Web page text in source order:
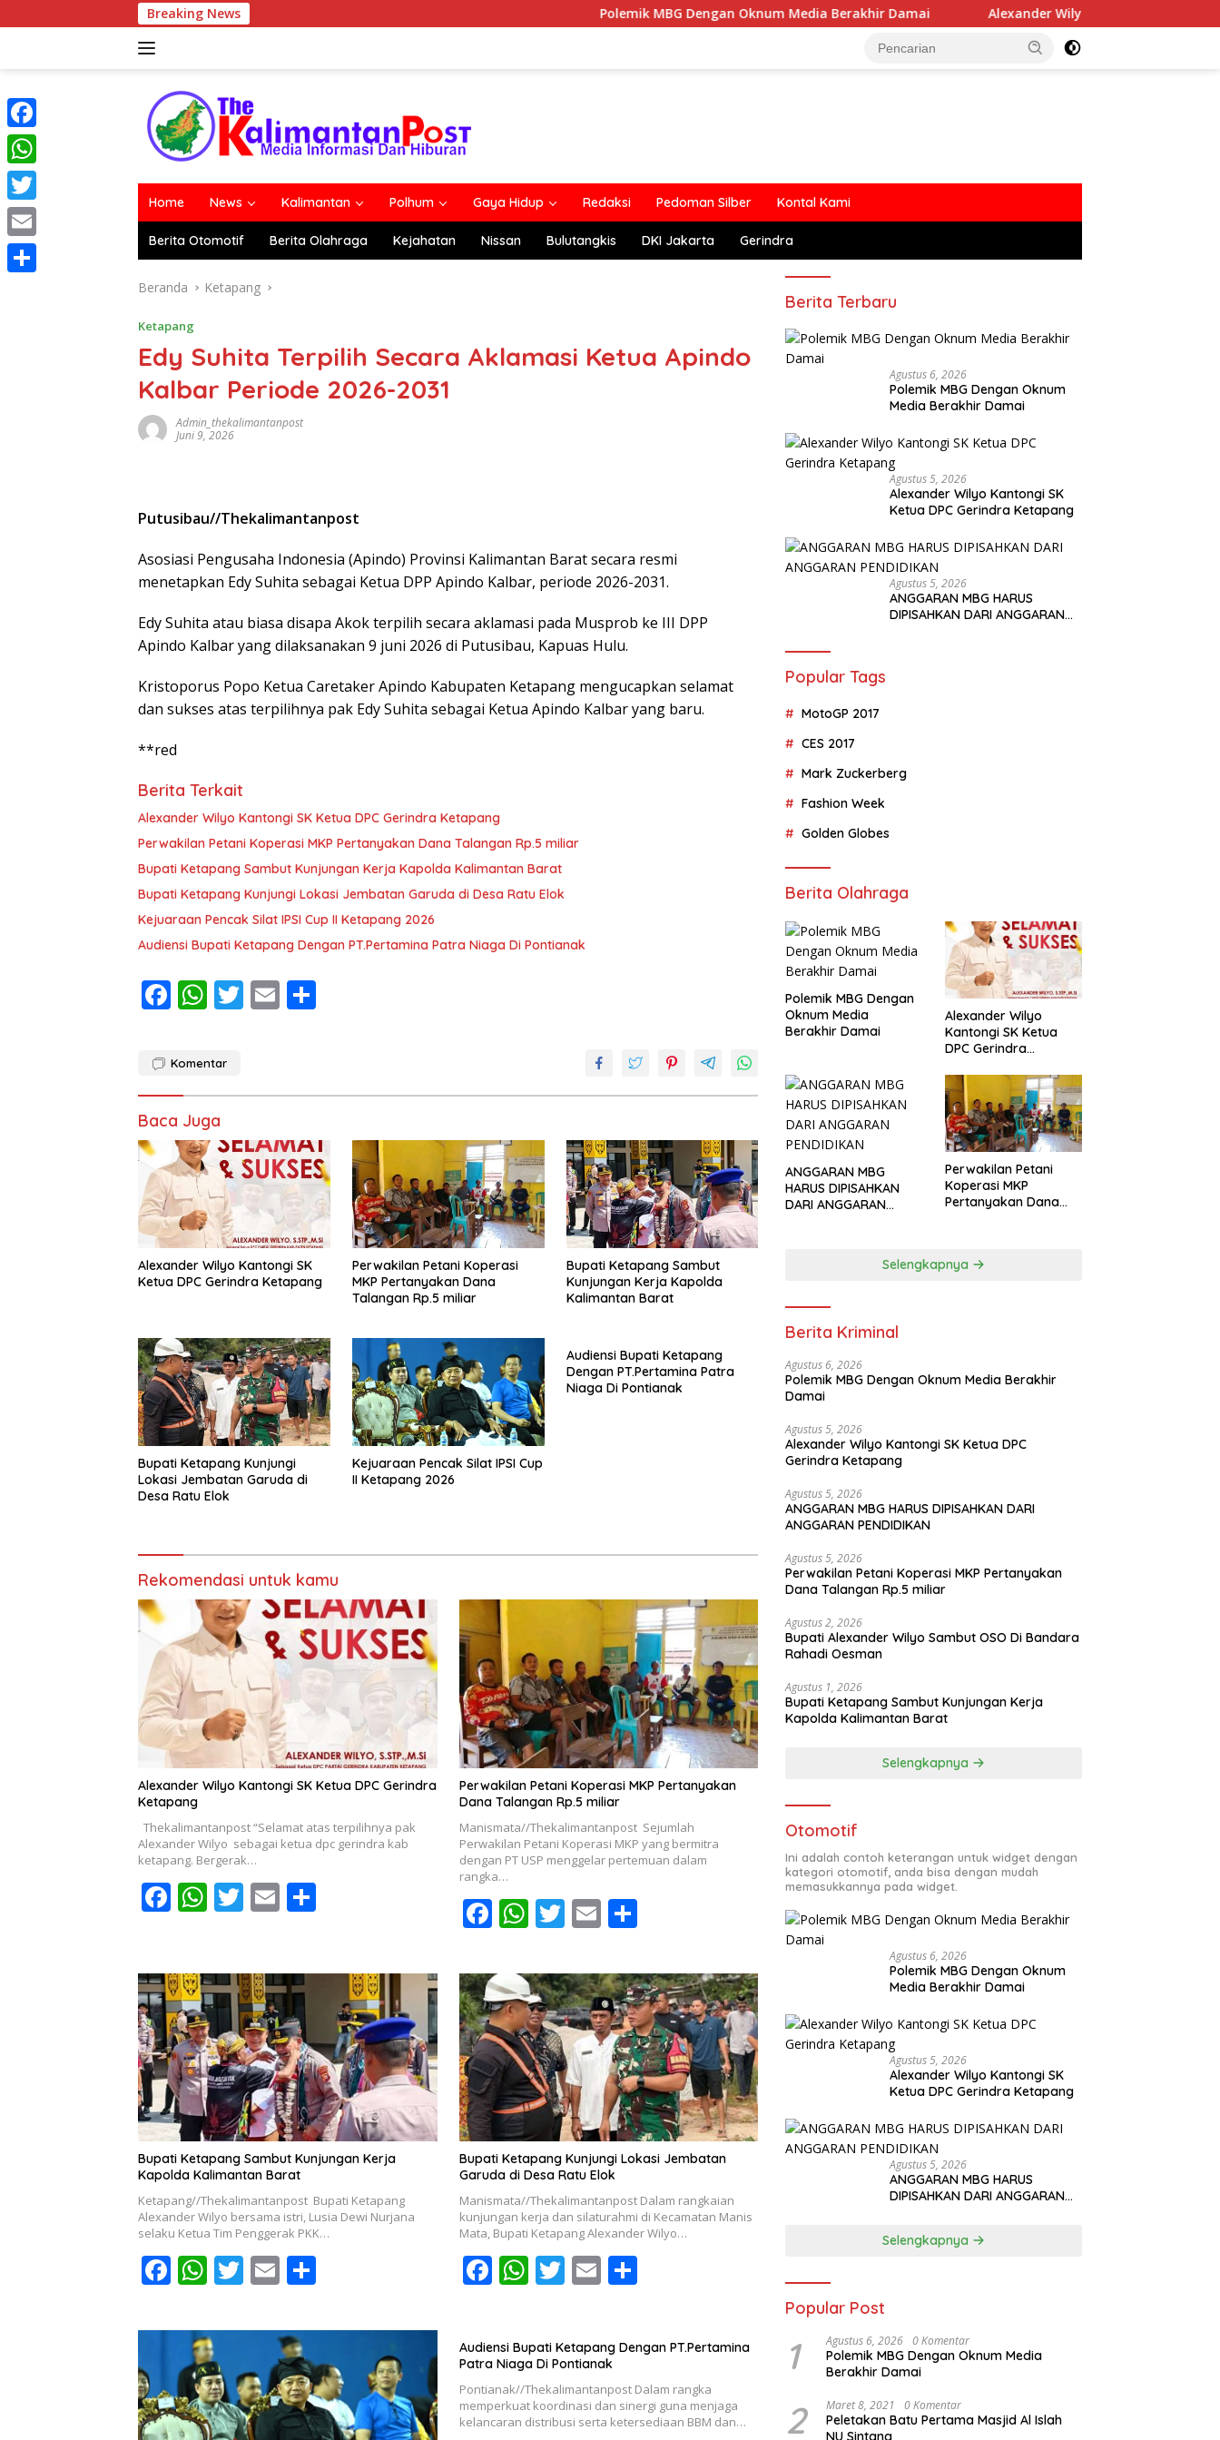
ke
Breaking News Polemik MBG Dengan Oknum Media Berakhir Damai Alexander Wilyo Kantongi SK Ketua DPC Gerindra
Home News Kalimantan Polhum Gaya Hidup Redaksi Pedoman Silber Kontal Kami
Berita Otomotif Berita Olahraga Kejahatan Nissan Bulutangkis DKI Jakarta Gerindra
Beranda Ketapang
Ketapang
Edy Suhita Terpilih Secara Aklamasi Ketua Apindo
Kalbar Periode 2026-2031
Admin_thekalimantanpost
Juni 9, 2026
Putusibau//Thekalimantanpost
Asosiasi Pengusaha Indonesia (Apindo) Provinsi Kalimantan Barat secara resmi
menetapkan Edy Suhita sebagai Ketua DPP Apindo Kalbar, periode 2026-2031.
Edy Suhita atau biasa disapa Akok terpilih secara aklamasi pada Musprob ke III DPP
Apindo Kalbar yang dilaksanakan 9 juni 2026 di Putusibau, Kapuas Hulu.
Kristoporus Popo Ketua Caretaker Apindo Kabupaten Ketapang mengucapkan selamat
dan sukses atas terpilihnya pak Edy Suhita sebagai Ketua Apindo Kalbar yang baru.
**red
Berita Terkait
Alexander Wilyo Kantongi SK Ketua DPC Gerindra Ketapang
Perwakilan Petani Koperasi MKP Pertanyakan Dana Talangan Rp.5 miliar
Bupati Ketapang Sambut Kunjungan Kerja Kapolda Kalimantan Barat
Bupati Ketapang Kunjungi Lokasi Jembatan Garuda di Desa Ratu Elok
Kejuaraan Pencak Silat IPSI Cup II Ketapang 2026
Audiensi Bupati Ketapang Dengan PT.Pertamina Patra Niaga Di Pontianak
F
e
o
o
k
W
at
A
p
p
T E
Komentar
Baca Juga
Alexander Wilyo Kantongi SK
Ketua DPC Gerindra Ketapang
Perwakilan Petani Koperasi
MKP Pertanyakan Dana
Talangan Rp.5 miliar
Bupati Ketapang Sambut
Kunjungan Kerja Kapolda
Kalimantan Barat
Bupati Ketapang Kunjungi
Lokasi Jembatan Garuda di
Desa Ratu Elok
Kejuaraan Pencak Silat IPSI Cup
II Ketapang 2026
Audiensi Bupati Ketapang
Dengan PT.Pertamina Patra
Niaga Di Pontianak
Rekomendasi untuk kamu
Alexander Wilyo Kantongi SK Ketua DPC Gerindra
Ketapang
Thekalimantanpost “Selamat atas terpilihnya pak
Alexander Wilyo sebagai ketua dpc gerindra kab
ketapang. Bergerak…
F
b
o
o
k
W
s
A
p
p
T
er
E
l e
Perwakilan Petani Koperasi MKP Pertanyakan
Dana Talangan Rp.5 miliar
Manismata//Thekalimantanpost Sejumlah
Perwakilan Petani Koperasi MKP yang bermitra
dengan PT USP menggelar pertemuan dalam
rangka…
F
e
b
o
o
k
W
at
s
A
p
p
T
itt
er
E
ai
l
S
ar
e
Bupati Ketapang Sambut Kunjungan Kerja
Kapolda Kalimantan Barat
Ketapang//Thekalimantanpost Bupati Ketapang
Alexander Wilyo bersama istri, Lusia Dewi Nurjana
selaku Ketua Tim Penggerak PKK…
F
e
b
o
o
W
at
s
A
p
T
itt
er
E
ai
l
ar
e
Bupati Ketapang Kunjungi Lokasi Jembatan
Garuda di Desa Ratu Elok
Manismata//Thekalimantanpost Dalam rangkaian
kunjungan kerja dan silaturahmi di Kecamatan Manis
Mata, Bupati Ketapang Alexander Wilyo…
F
b
o
o
W
s
A
p
T
er
E
l
S
e
Audiensi Bupati Ketapang Dengan PT.Pertamina
Patra Niaga Di Pontianak
Pontianak//Thekalimantanpost Dalam rangka
memperkuat koordinasi dan sinergi guna menjaga
kelancaran distribusi serta ketersediaan BBM dan…
Berita Terbaru
Agustus 6, 2026
Polemik MBG Dengan Oknum
Media Berakhir Damai
Agustus 5, 2026
Alexander Wilyo Kantongi SK
Ketua DPC Gerindra Ketapang
Agustus 5, 2026
ANGGARAN MBG HARUS
DIPISAHKAN DARI ANGGARAN
Popular Tags
MotoGP 2017
CES 2017
Mark Zuckerberg
Fashion Week
Golden Globes
Berita Olahraga
Polemik MBG Dengan
Oknum Media
Berakhir Damai
Alexander Wilyo
Kantongi SK Ketua
DPC Gerindra
ANGGARAN MBG
HARUS DIPISAHKAN
DARI ANGGARAN
Perwakilan Petani
Koperasi MKP
Pertanyakan Dana
Selengkapnya
Berita Kriminal
Agustus 6, 2026
Polemik MBG Dengan Oknum Media Berakhir
Damai
Agustus 5, 2026
Alexander Wilyo Kantongi SK Ketua DPC
Gerindra Ketapang
Agustus 5, 2026
ANGGARAN MBG HARUS DIPISAHKAN DARI
ANGGARAN PENDIDIKAN
Agustus 5, 2026
Perwakilan Petani Koperasi MKP Pertanyakan
Dana Talangan Rp.5 miliar
Agustus 2, 2026
Bupati Alexander Wilyo Sambut OSO Di Bandara
Rahadi Oesman
Agustus 1, 2026
Bupati Ketapang Sambut Kunjungan Kerja
Kapolda Kalimantan Barat
Selengkapnya
Otomotif
Ini adalah contoh keterangan untuk widget dengan
kategori otomotif, anda bisa dengan mudah
memasukkannya pada widget.
Agustus 6, 2026
Polemik MBG Dengan Oknum
Media Berakhir Damai
Agustus 5, 2026
Alexander Wilyo Kantongi SK
Ketua DPC Gerindra Ketapang
Agustus 5, 2026
ANGGARAN MBG HARUS
DIPISAHKAN DARI ANGGARAN
Selengkapnya
Popular Post
1 Agustus 6, 2026 0 Komentar
Polemik MBG Dengan Oknum Media
Berakhir Damai
2 Maret 8, 2021 0 Komentar
Peletakan Batu Pertama Masjid Al Islah
NU Sintang
F
a
c
e
b
W
h
a
T
w
i
E